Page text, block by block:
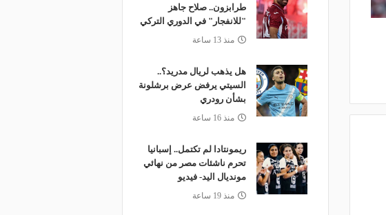
طرابزون.. صلاح جاهز
"للانفجار" في الدوري التركي
منذ 13 ساعة
هل يذهب لريال مدريد؟..
السيتي يرفض عرض برشلونة
بشأن رودري
منذ 16 ساعة
ريمونتادا لم تكتمل.. إسبانيا
تحرم ناشئات مصر من نهائي
مونديال اليد- فيديو
منذ 19 ساعة